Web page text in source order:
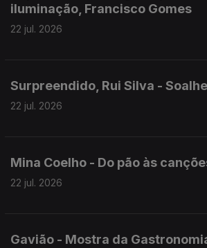
iluminação, Francisco Gomes
22 jul. 2026
Surpreendido, Rui Silva -
22 jul. 2026
Mina Coelho - Do pão às
22 jul. 2026
Gavião - Mostra da